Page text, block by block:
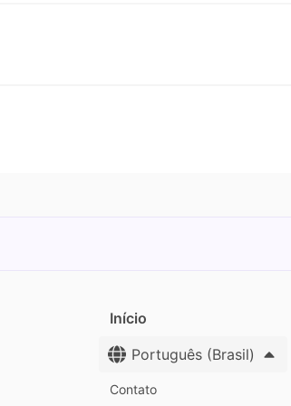
Início
Português (Brasil)
Contato